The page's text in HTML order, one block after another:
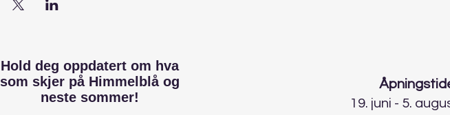
Hold deg oppdatert om hva
som skjer på Himmelblå og
neste sommer!
19. juni - 5.